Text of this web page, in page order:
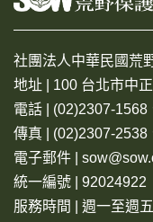
社團法人中華民國荒
地址 | 100 台北市中
電話 | (02)2307-1568
傳真 | (02)2307-2538
電子郵件 |
統一編號 | 92024922
服務時間 | 週一至週